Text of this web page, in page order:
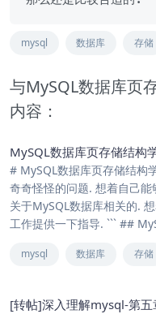
mysql 数据库 存储
与MySQL数据库页
内容：
MySQL数据库页存储结构
# MySQL数据库页存储结构
奇奇怪怪的问题. 想着自己
关于MySQL数据库相关的.
工作提供一下指导. ``` ##
mysql 数据库 存储
[转帖]深入理解mysql-第